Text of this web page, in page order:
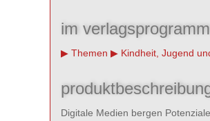
im
Themen Kindheit, Jugend
Digitale Medien bergen